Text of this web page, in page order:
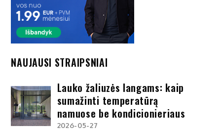
NAUJAUSI STRAIPSNIAI
Lauko žaliuzės langams: kaip
sumažinti temperatūrą
namuose be kondicionieriaus
2026-05-27